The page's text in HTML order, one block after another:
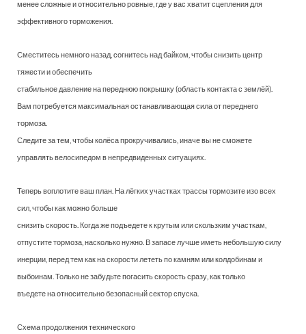
менее сложные и относительно ровные, где у вас хватит сцепления для
эффективного торможения.
Сместитесь немного назад, согнитесь над байком, чтобы снизить центр
тяжести и обеспечить
стабильное давление на переднюю покрышку (область контакта с землёй).
Вам потребуется максимальная останавливающая сила от переднего
тормоза.
Следите за тем, чтобы колёса прокручивались, иначе вы не сможете
управлять велосипедом в непредвиденных ситуациях.
Теперь воплотите ваш план. На лёгких участках трассы тормозите изо всех
сил, чтобы как можно больше
снизить скорость. Когда же подъедете к крутым или скользким участкам,
отпустите тормоза, насколько нужно. В запасе лучше иметь небольшую силу
инерции, перед тем как на скорости лететь по камням или колдобинам и
выбоинам. Только не забудьте погасить скорость сразу, как только
въедете на относительно безопасный сектор спуска.
Схема продолжения технического